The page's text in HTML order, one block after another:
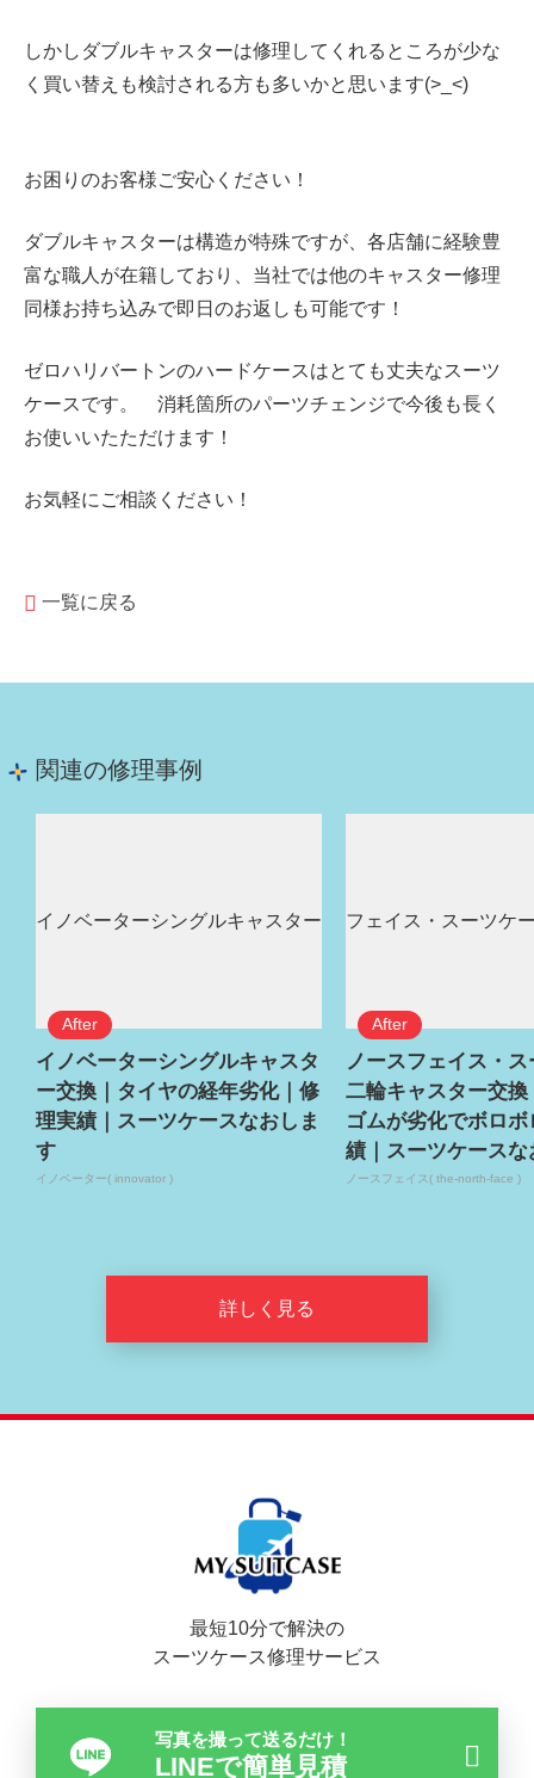
しかしダブルキャスターは修理してくれるところが少な
く買い替えも検討される方も多いかと思います(>_<)
お困りのお客様ご安心ください！
ダブルキャスターは構造が特殊ですが、各店舗に経験豊
富な職人が在籍しており、当社では他のキャスター修理
同様お持ち込みで即日のお返しも可能です！
ゼロハリバートンのハードケースはとても丈夫なスーツ
ケースです。 消耗箇所のパーツチェンジで今後も長く
お使いいたただけます！
お気軽にご相談ください！
一覧に戻る
関連の修理事例
イノベーターシングルキャスタ
ー交換｜タイヤの経年劣化｜修
理実績｜スーツケースなおしま
す
イノベーター( innovator )
ノースフェイス・
二輪キャスター交換
ゴムが劣化でボロ
績｜スーツケースな
ノースフェイス( the-north-face )
詳しく見る
最短10分で解決の
スーツケース修理サービス
写真を撮って送るだけ！
LINEで簡単見積